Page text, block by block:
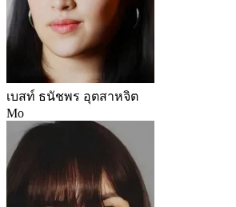
เบสท์ ธนัชพร อุตสาหจิต
Mo